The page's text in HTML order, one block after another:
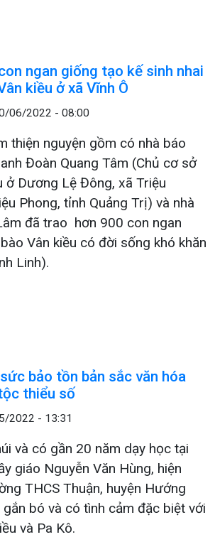
ngan giống tạo kế sinh nhai
kiều ở xã Vĩnh Ô
06/2022 - 08:00
thiện nguyện gồm có nhà báo
Đoàn Quang Tâm (Chủ cơ sở
ở Dương Lệ Đông, xã Triệu
Phong, tỉnh Quảng Trị) và nhà
đã trao hơn 900 con ngan
Vân kiều có đời sống khó khăn
Linh).
bảo tồn bản sắc văn hóa
thiểu số
2022 - 13:31
và có gần 20 năm dạy học tại
giáo Nguyễn Văn Hùng, hiện
THCS Thuận, huyện Hướng
bó và có tình cảm đặc biệt với
và Pa Kô.